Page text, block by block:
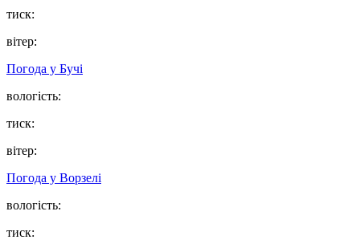
тиск:
вітер:
Погода у Бучі
вологість:
тиск:
вітер:
Погода у Ворзелі
вологість:
тиск: